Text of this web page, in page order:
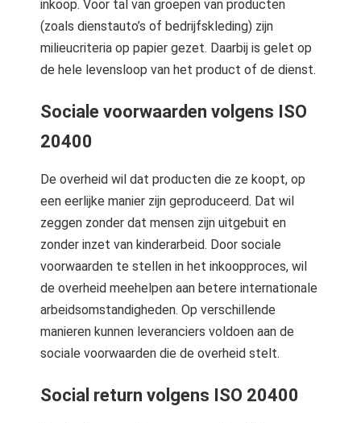
inkoop. Voor tal van groepen van producten
(zoals dienstauto’s of bedrijfskleding) zijn
milieucriteria op papier gezet. Daarbij is gelet op
de hele levensloop van het product of de dienst.
Sociale voorwaarden volgens ISO
20400
De overheid wil dat producten die ze koopt, op
een eerlijke manier zijn geproduceerd. Dat wil
zeggen zonder dat mensen zijn uitgebuit en
zonder inzet van kinderarbeid. Door sociale
voorwaarden te stellen in het inkoopproces, wil
de overheid meehelpen aan betere internationale
arbeidsomstandigheden. Op verschillende
manieren kunnen leveranciers voldoen aan de
sociale voorwaarden die de overheid stelt.
Social return volgens ISO 20400